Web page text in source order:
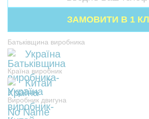
Батьківщина виробника
Україна
Країна виробник
Китай
Виробник двигуна
No Name